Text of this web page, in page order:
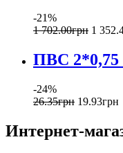
-21%
1 702.00грн 1 352.
ПВС 2*0,75
-24%
26.35грн 19.93грн
Интернет-